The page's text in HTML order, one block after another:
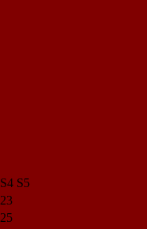
S4 S5
23
25